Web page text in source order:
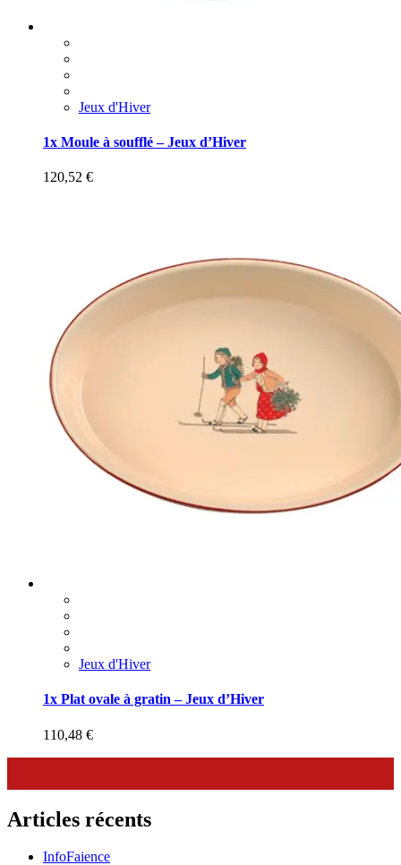
Jeux d'Hiver
1x Moule à soufflé – Jeux d’Hiver
120,52 €
Jeux d'Hiver
1x Plat ovale à gratin – Jeux d’Hiver
110,48 €
Articles récents
InfoFaience